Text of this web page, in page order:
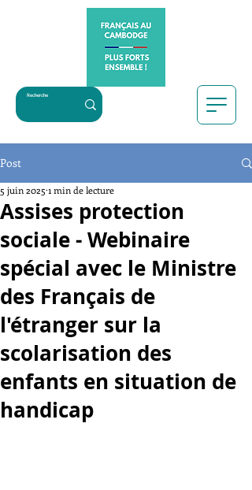
Post
Assises protection
sociale - Webinaire
spécial avec le Ministre
des Français de
l'étranger sur la
scolarisation des
enfants en situation de
handicap
5 juin 2025 1 min de lecture